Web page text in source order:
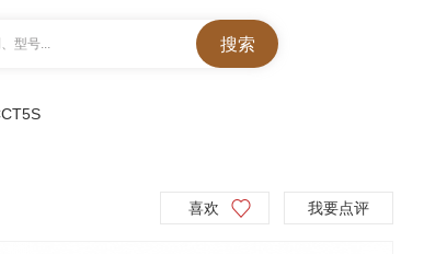
型号...
喜欢 我要点评